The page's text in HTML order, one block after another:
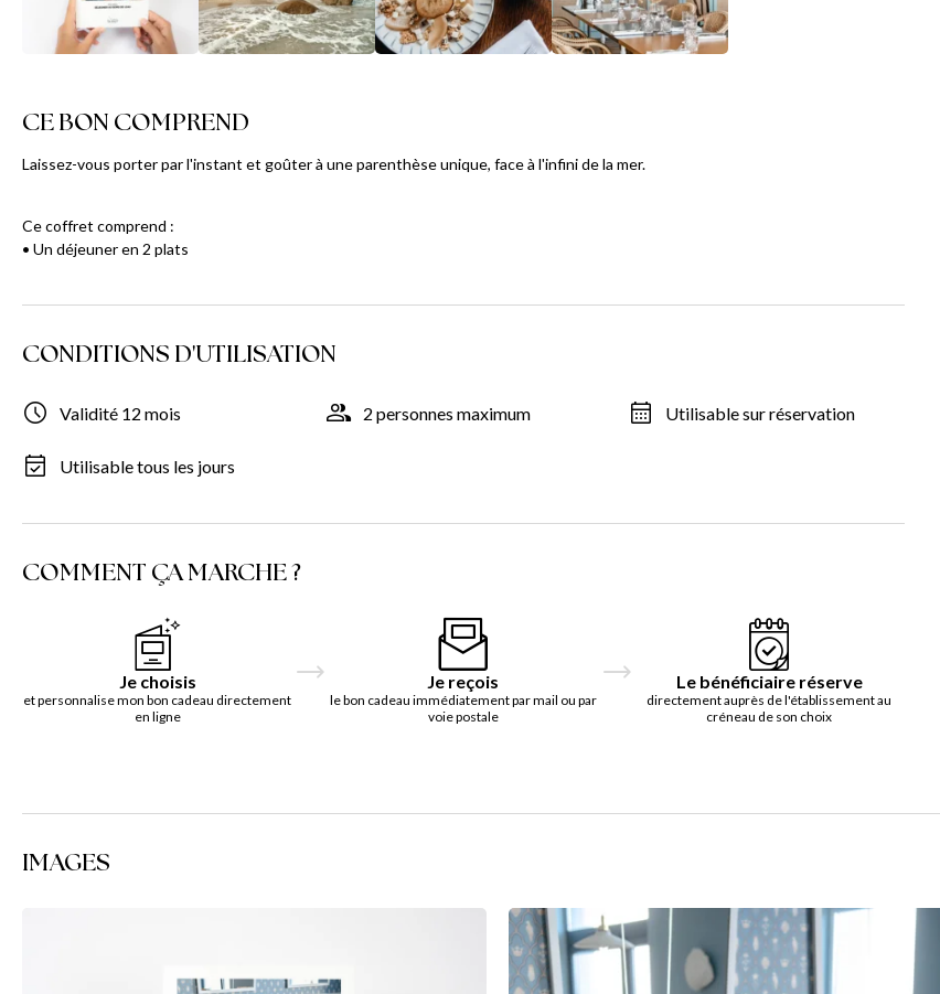
CE BON COMPREND
Laissez-vous porter par l'instant et goûter à une parenthèse unique, face à l'infini de la mer.
Ce coffret comprend :
• Un déjeuner en 2 plats
CONDITIONS D'UTILISATION
Validité 12 mois 2 personnes maximum Utilisable sur réservation
Utilisable tous les jours
COMMENT ÇA MARCHE ?
Je choisis
et personnalise mon bon cadeau directement
en ligne
Je reçois
le bon cadeau immédiatement par mail ou par
voie postale
Le bénéficiaire réserve
directement auprès de l'établissement au
créneau de son choix
IMAGES